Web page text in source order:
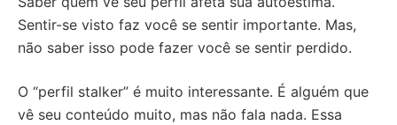
Sentir-se visto faz você se sentir importante. Mas,
não saber isso pode fazer você se sentir perdido.
O “perfil stalker” é muito interessante. É alguém que
vê seu conteúdo muito, mas não fala nada. Essa